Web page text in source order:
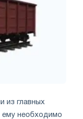
из главных
ему необходимо